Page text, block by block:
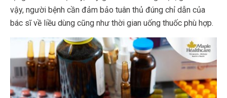
vậy, người bệnh cần đảm bảo tuân thủ đúng chỉ dẫn của
bác sĩ về liều dùng cũng như thời gian uống thuốc phù hợp.